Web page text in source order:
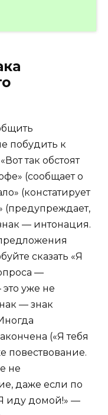
побудить к
так обстоят
(сообщает о
(констатирует
(предупреждает,
— интонация.
сказать «Я
—
уже не
— знак
(«Я тебя
повествование.
не
даже если по
иду домой!» —